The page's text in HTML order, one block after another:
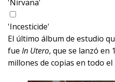
'Nirvana'
'Incesticide'
El último álbum de estudio
fue In Utero, que se lanzó en
millones de copias en todo el